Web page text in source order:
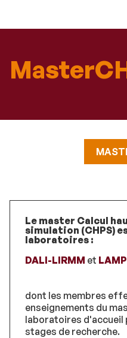
Le master Calcul
simulation (CHPS)
laboratoires :
DALI-LIRMM et
dont les membres
enseignements du
laboratoires d'accueil
stages de recherche.